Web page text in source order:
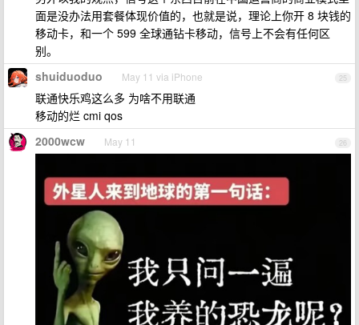
面是没办法用套餐体现价值的，也就是说，理论上你开 8 块钱的
移动卡，和一个 599 全球通钻卡移动，信号上不会有任何区
别。
25
shuiduoduo May 11 via iPhone
联通快乐鸡这么多 为啥不用联通
移动的烂 cmi qos
26
2000wcw May 11